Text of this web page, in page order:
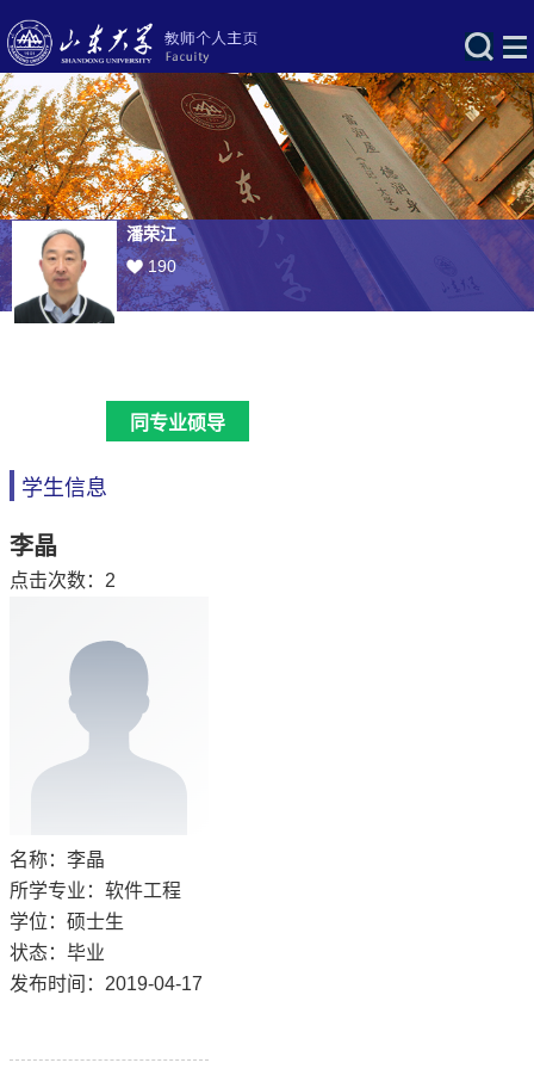
潘荣江
190
同专业硕导
学生信息
李晶
点击次数： 2
名称：李晶
所学专业：软件工程
学位：硕士生
状态：毕业
发布时间：2019-04-17